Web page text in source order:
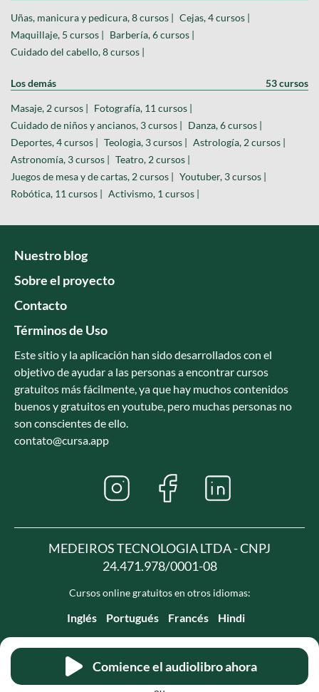
Comience el audiolibro ahora
Uñas, manicura y pedicura, 8 cursos | Cejas, 4 cursos |
Maquillaje, 5 cursos | Barbería, 6 cursos |
Cuidado del cabello, 8 cursos |
Los demás 53 cursos
Masaje, 2 cursos | Fotografía, 11 cursos |
Cuidado de niños y ancianos, 3 cursos | Danza, 6 cursos |
Deportes, 4 cursos | Teologia, 3 cursos | Astrología, 2 cursos |
Astronomía, 3 cursos | Teatro, 2 cursos |
Juegos de mesa y de cartas, 2 cursos | Youtuber, 3 cursos |
Robótica, 11 cursos | Activismo, 1 cursos |
Nuestro blog
Sobre el proyecto
Contacto
Términos de Uso
Este sitio y la aplicación han sido desarrollados con el
objetivo de ayudar a las personas a encontrar cursos
gratuitos más fácilmente, ya que hay muchos contenidos
buenos y gratuitos en youtube, pero muchas personas no
son conscientes de ello.
contato@cursa.app
MEDEIROS TECNOLOGIA LTDA - CNPJ
24.471.978/0001-08
Cursos online gratuitos en otros idiomas:
Inglés Portugués Francés Hindi